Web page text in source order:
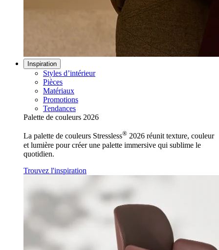
Inspiration
Styles d’intérieur
Pièces
Matériaux
Promotions
Tendances
Palette de couleurs 2026
La palette de couleurs Stressless® 2026 réunit texture, couleur
et lumière pour créer une palette immersive qui sublime le
quotidien.
Trouvez l'inspiration